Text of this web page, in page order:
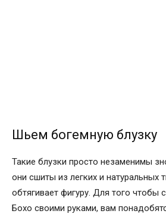
Шьем богемную блузку
Такие блузки просто незаменимы
они сшиты из легких и натуральных
обтягивает фигуру. Для того чтобы
Бохо своими руками, вам